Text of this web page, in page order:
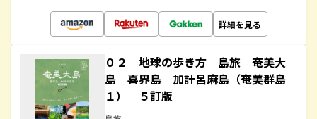
詳細を見る
０２ 地球の歩き方 島旅 奄美大
島 喜界島 加計呂麻島（奄美群島
１） ５訂版